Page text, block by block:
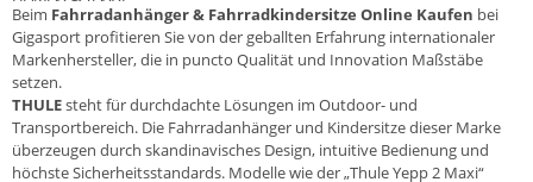
Beim Fahrradanhänger & Fahrradkindersitze Online Kaufen bei
Gigasport profitieren Sie von der geballten Erfahrung internationaler
Markenhersteller, die in puncto Qualität und Innovation Maßstäbe
setzen.
THULEsteht für durchdachte Lösungen im Outdoor- und
Transportbereich. Die Fahrradanhänger und Kindersitze dieser Marke
überzeugen durch skandinavisches Design, intuitive Bedienung und
höchste Sicherheitsstandards. Modelle wie der „Thule Yepp 2 Maxi“